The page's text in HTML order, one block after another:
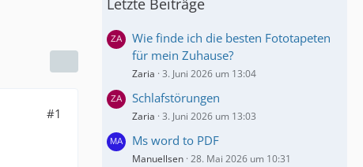
#1
Letzte Beiträge
Wie finde ich die besten Fototapeten
für mein Zuhause?
Zaria 3. Juni 2026 um 13:04
Schlafstörungen
Zaria 3. Juni 2026 um 13:03
Ms word to PDF
Manuellsen 28. Mai 2026 um 10:31